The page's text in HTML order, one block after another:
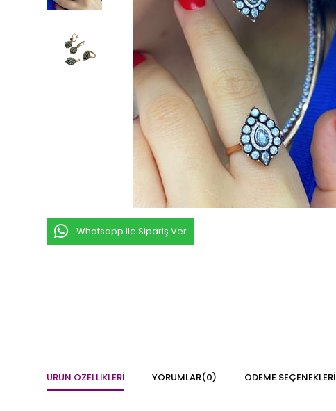
Whatsapp ile Sipariş Ver
ÜRÜN ÖZELLIKLERI YORUMLAR(0) ÖDEME SEÇENEKLERI